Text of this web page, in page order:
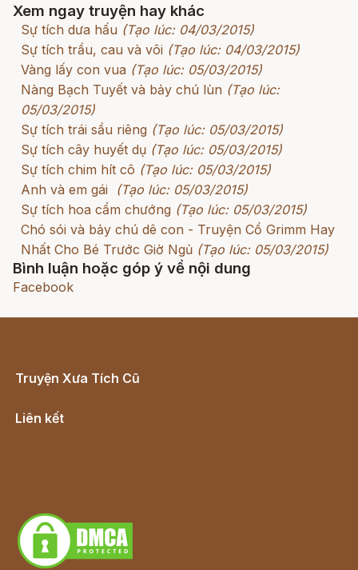
Xem ngay truyện hay khác
Sự tích dưa hấu (Tạo lúc: 04/03/2015)
Sự tích trầu, cau và vôi (Tạo lúc: 04/03/2015)
Vàng lấy con vua (Tạo lúc: 05/03/2015)
Nàng Bạch Tuyết và bảy chú lùn (Tạo lúc:
05/03/2015)
Sự tích trái sầu riêng (Tạo lúc: 05/03/2015)
Sự tích cây huyết dụ (Tạo lúc: 05/03/2015)
Sự tích chim hít cô (Tạo lúc: 05/03/2015)
Anh và em gái
(Tạo lúc: 05/03/2015)
Sự tích hoa cẩm chướng (Tạo lúc: 05/03/2015)
Chó sói và bảy chú dê con - Truyện Cổ Grimm Hay
Nhất Cho Bé Trước Giờ Ngủ (Tạo lúc: 05/03/2015)
Bình luận hoặc góp ý về nội dung
Facebook
Truyện Xưa Tích Cũ
Liên kết